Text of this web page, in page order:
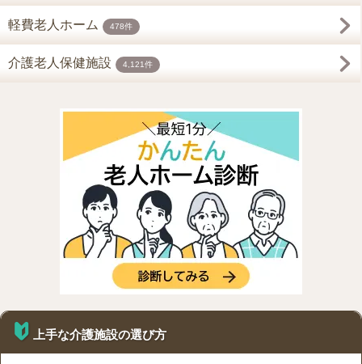
軽費老人ホーム 478件
介護老人保健施設 4,121件
上手な介護施設の選び方